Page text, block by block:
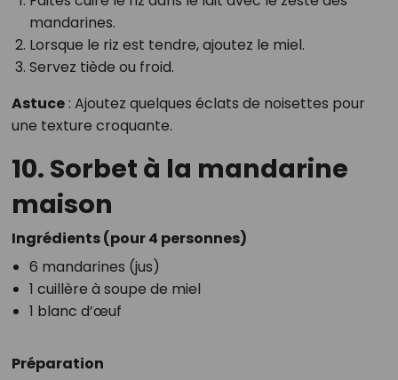
mandarines.
Lorsque le riz est tendre, ajoutez le miel.
Servez tiède ou froid.
Astuce: Ajoutez quelques éclats de noisettes pour
une texture croquante.
10. Sorbet à la mandarine
maison
Ingrédients (pour 4 personnes)
6 mandarines (jus)
1 cuillère à soupe de miel
1 blanc d’œuf
Préparation